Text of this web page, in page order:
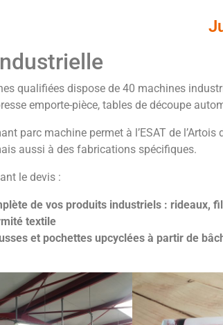
qualifiées dispose de 40 machines
emporte-pièce, tables de découpe
parc machine permet à l’ESAT de
aussi à des fabrications spécifiques.
le devis :
de vos produits industriels : rideaux,
textile
et pochettes upcyclées à partir de